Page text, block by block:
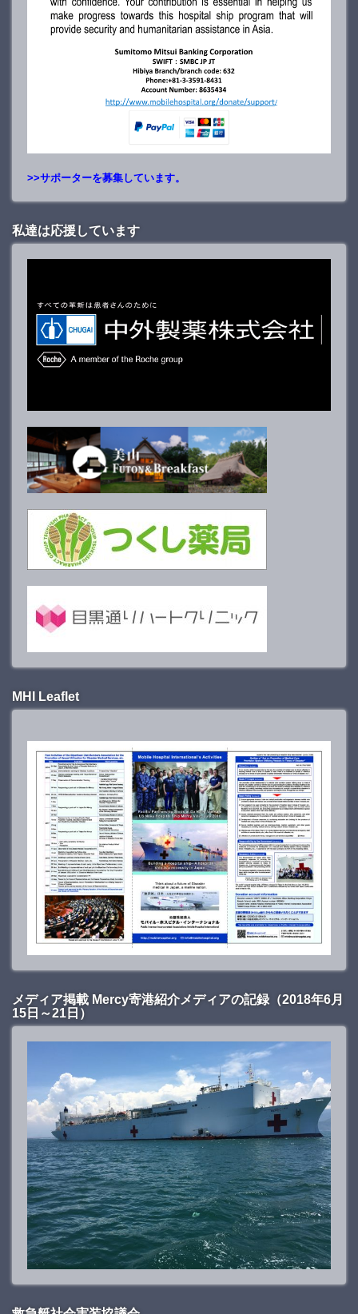
>>サポーターを募集しています。
私達は応援しています
MHI Leaflet
メディア掲載 Mercy寄港紹介メディアの記録（2018年6月
15日～21日）